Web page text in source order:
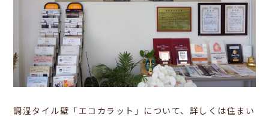
調湿タイル壁「エコカラット」について、詳しくは住まい